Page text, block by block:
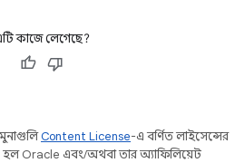
কাজে লেগেছে?
Content License-এ বর্ণিত লাইসেন্সের
হল Oracle এবং/অথবা তার অ্যাফিলিয়েট